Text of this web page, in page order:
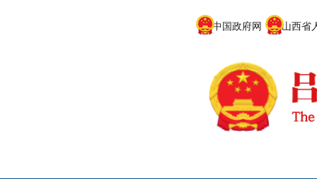
中国政府网 山西省人